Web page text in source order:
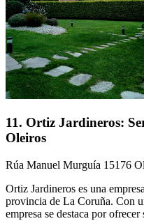
11. Ortiz Jardineros:
Oleiros
Rúa Manuel Murguía 15176
Ortiz Jardineros es una
provincia de La Coruña. Con
empresa se destaca por